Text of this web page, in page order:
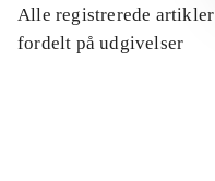
Alle registrerede artikler
fordelt på udgivelser